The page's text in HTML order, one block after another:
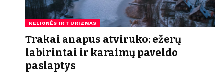
KELIONĖS IR TURIZMAS
Trakai anapus atviruko: ežerų
labirintai ir karaimų paveldo
paslaptys